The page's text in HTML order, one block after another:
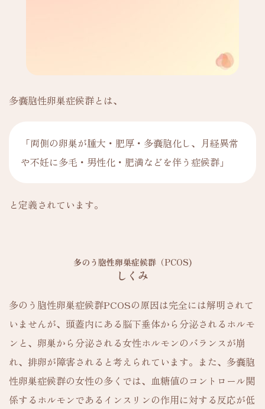
多嚢胞性卵巣症候群とは、
「両側の卵巣が腫大・肥厚・多嚢胞化し、月経異常
や不妊に多毛・男性化・肥満などを伴う症候群」
と定義されています。
多のう胞性卵巣症候群（PCOS)
しくみ
多のう胞性卵巣症候群PCOSの原因は完全には解明されて
いませんが、頭蓋内にある脳下垂体から分泌されるホルモ
ンと、卵巣から分泌される女性ホルモンのバランスが崩
れ、排卵が障害されると考えられています。また、多嚢胞
性卵巣症候群の女性の多くでは、血糖値のコントロール関
係するホルモンであるインスリンの作用に対する反応が低